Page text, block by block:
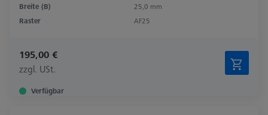
Breite (B)
25,0 mm
Raster
AF25
195,00 €
zzgl. USt.
Verfügbar